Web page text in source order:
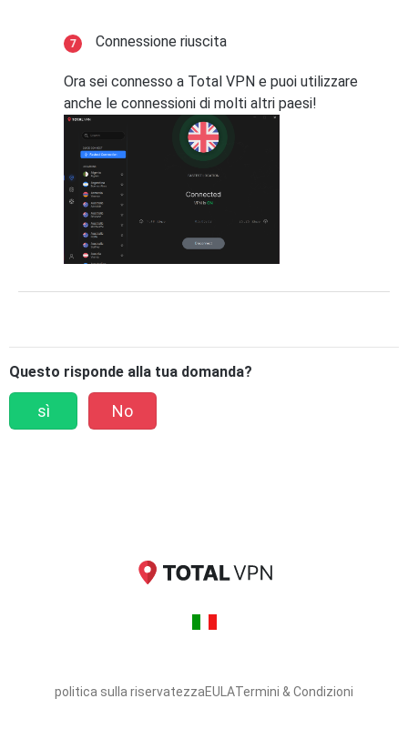
Connessione riuscita
Ora sei connesso a Total VPN e puoi utilizzare
anche le connessioni di molti altri paesi!
Questo risponde alla tua domanda?
sì No
politica sulla riservatezzaEULATermini & Condizioni